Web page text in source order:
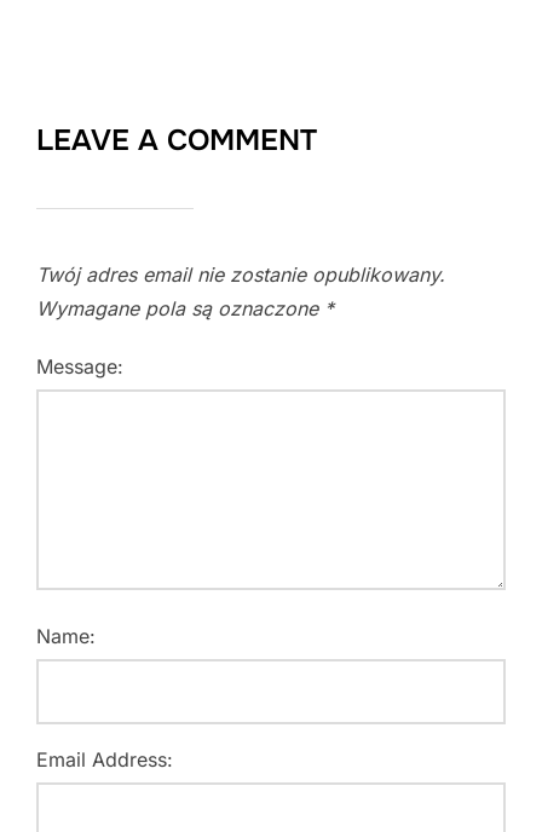
LEAVE A COMMENT
Twój adres email nie zostanie opublikowany.
Wymagane pola są oznaczone *
Message:
Name:
Email Address: